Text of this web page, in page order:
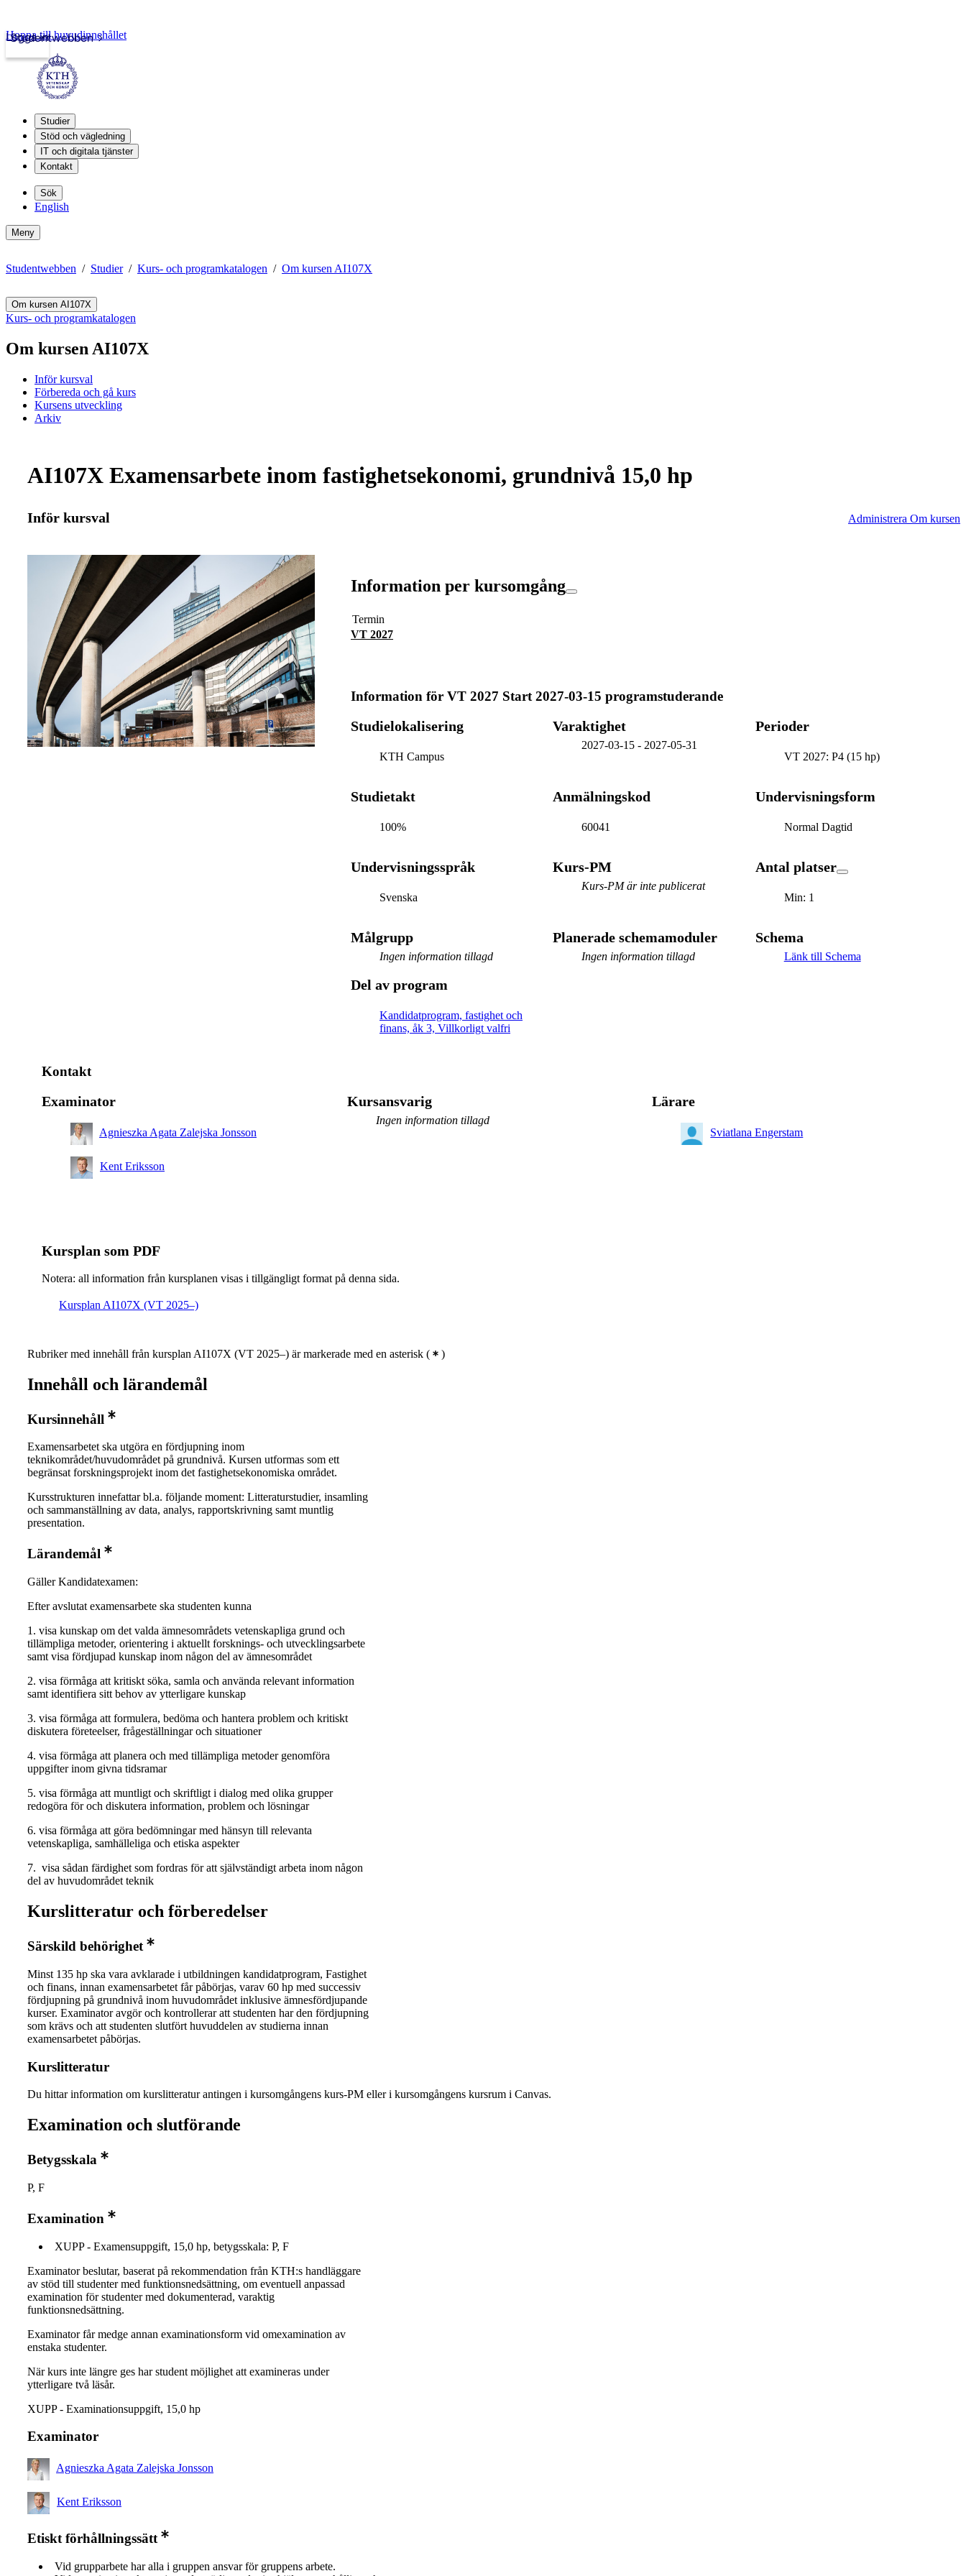
Studentwebben
Logga in
Hoppa till huvudinnehållet
Studier
Stöd och vägledning
IT och digitala tjänster
Kontakt
Sök
English
Meny
Studentwebben Studier Kurs- och programkatalogen Om kursen AI107X
Om kursen AI107X
Kurs- och programkatalogen
Om kursen AI107X
Inför kursval
Förbereda och gå kurs
Kursens utveckling
Arkiv
AI107X Examensarbete inom fastighetsekonomi, grundnivå 15,0 hp
Inför kursval Administrera Om kursen
Information per kursomgång
Termin
VT 2027
Information för VT 2027 Start 2027-03-15 programstuderande
Studielokalisering
KTH Campus
Varaktighet
2027-03-15 - 2027-05-31
Perioder
VT 2027: P4 (15 hp)
Studietakt
100%
Anmälningskod
60041
Undervisningsform
Normal Dagtid
Undervisningsspråk
Svenska
Kurs-PM
Kurs-PM är inte publicerat
Antal platser
Min: 1
Målgrupp
Ingen information tillagd
Planerade schemamoduler
Ingen information tillagd
Schema
Länk till Schema
Del av program
Kandidatprogram, fastighet och
finans, åk 3, Villkorligt valfri
Kontakt
Examinator
Agnieszka Agata Zalejska Jonsson
Kent Eriksson
Kursansvarig
Ingen information tillagd
Lärare
Sviatlana Engerstam
Kursplan som PDF
Notera: all information från kursplanen visas i tillgängligt format på denna sida.
Kursplan AI107X (VT 2025–)
Rubriker med innehåll från kursplan AI107X (VT 2025–) är markerade med en asterisk ( )
Innehåll och lärandemål
Kursinnehåll
Examensarbetet ska utgöra en fördjupning inom
teknikområdet/huvudområdet på grundnivå. Kursen utformas som ett
begränsat forskningsprojekt inom det fastighetsekonomiska området.
Kursstrukturen innefattar bl.a. följande moment: Litteraturstudier, insamling
och sammanställning av data, analys, rapportskrivning samt muntlig
presentation.
Lärandemål
Gäller Kandidatexamen:
Efter avslutat examensarbete ska studenten kunna
1. visa kunskap om det valda ämnesområdets vetenskapliga grund och
tillämpliga metoder, orientering i aktuellt forsknings- och utvecklingsarbete
samt visa fördjupad kunskap inom någon del av ämnesområdet
2. visa förmåga att kritiskt söka, samla och använda relevant information
samt identifiera sitt behov av ytterligare kunskap
3. visa förmåga att formulera, bedöma och hantera problem och kritiskt
diskutera företeelser, frågeställningar och situationer
4. visa förmåga att planera och med tillämpliga metoder genomföra
uppgifter inom givna tidsramar
5. visa förmåga att muntligt och skriftligt i dialog med olika grupper
redogöra för och diskutera information, problem och lösningar
6. visa förmåga att göra bedömningar med hänsyn till relevanta
vetenskapliga, samhälleliga och etiska aspekter
7. visa sådan färdighet som fordras för att självständigt arbeta inom någon
del av huvudområdet teknik
Kurslitteratur och förberedelser
Särskild behörighet
Minst 135 hp ska vara avklarade i utbildningen kandidatprogram, Fastighet
och finans, innan examensarbetet får påbörjas, varav 60 hp med successiv
fördjupning på grundnivå inom huvudområdet inklusive ämnesfördjupande
kurser. Examinator avgör och kontrollerar att studenten har den fördjupning
som krävs och att studenten slutfört huvuddelen av studierna innan
examensarbetet påbörjas.
Kurslitteratur
Du hittar information om kurslitteratur antingen i kursomgångens kurs-PM eller i kursomgångens kursrum i Canvas.
Examination och slutförande
Betygsskala
P, F
Examination
XUPP - Examensuppgift, 15,0 hp, betygsskala: P, F
Examinator beslutar, baserat på rekommendation från KTH:s handläggare
av stöd till studenter med funktionsnedsättning, om eventuell anpassad
examination för studenter med dokumenterad, varaktig
funktionsnedsättning.
Examinator får medge annan examinationsform vid omexamination av
enstaka studenter.
När kurs inte längre ges har student möjlighet att examineras under
ytterligare två läsår.
XUPP - Examinationsuppgift, 15,0 hp
Examinator
Agnieszka Agata Zalejska Jonsson
Kent Eriksson
Etiskt förhållningssätt
Vid grupparbete har alla i gruppen ansvar för gruppens arbete.